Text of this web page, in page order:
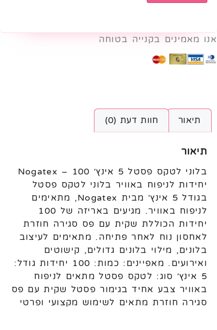
אנו מאמינים בקנייה בטוחה
תיאור חוות דעת (0)
תיאור
בלוני לטקס פסטל 5 אינץ׳ Nogatex – 100
יחידות לניפוח באוויר בלוני לטקס פסטל
בגודל 5 אינץ׳ מבית Nogatex, מתאימים
לניפוח באוויר. מגיעים באריזה של 100
יחידות הכוללת שקית עם פס סגירה חוזרת
לאחסון נוח לאחר פתיחה. מתאימים לעיצוב
בלונים, מילוי בלונים גדולים, קישוטים
ואירועים. מאפיינים: כמות: 100 יחידות גודל:
5 אינץ׳ סוג: לטקס פסטל מתאים לניפוח
באוויר צבע אחיד בגימור פסטל שקית עם פס
סגירה חוזרת מתאים לשימוש מקצועי ופרטי